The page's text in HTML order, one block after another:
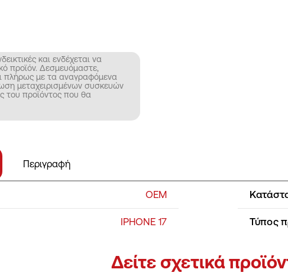
και ενδέχεται να
προϊόν. Δεσμευόμαστε,
πλήρως με τα αναγραφόμενα
μεταχειρισμένων συσκευών
του προϊόντος που θα
Περιγραφή
OEM
IPHONE 17 Τύπος
Δείτε σχετικά